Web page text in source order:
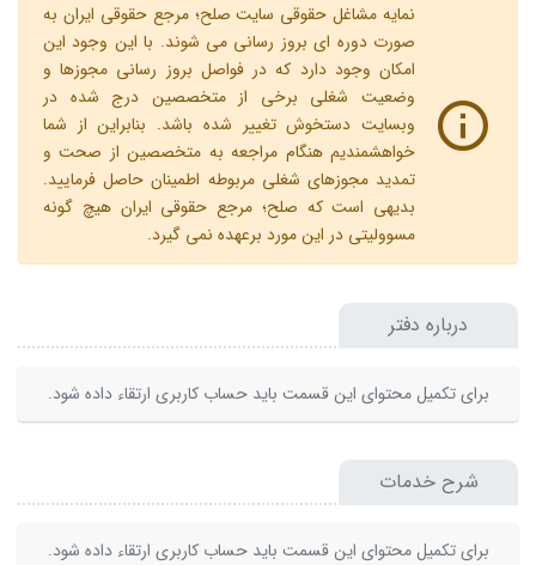
نمایه مشاغل حقوقی سایت صلح؛ مرجع حقوقی ایران به
صورت دوره ای بروز رسانی می شوند. با این وجود این
امکان وجود دارد که در فواصل بروز رسانی مجوزها و
وضعیت شغلی برخی از متخصصین درج شده در
وبسایت دستخوش تغییر شده باشد. بنابراین از شما
خواهشمندیم هنگام مراجعه به متخصصین از صحت و
تمدید مجوزهای شغلی مربوطه اطمینان حاصل فرمایید.
بدیهی است که صلح؛ مرجع حقوقی ایران هیچ گونه
مسوولیتی در این مورد برعهده نمی گیرد.
درباره دفتر
برای تکمیل محتوای این قسمت باید حساب کاربری ارتقاء داده شود.
شرح خدمات
برای تکمیل محتوای این قسمت باید حساب کاربری ارتقاء داده شود.